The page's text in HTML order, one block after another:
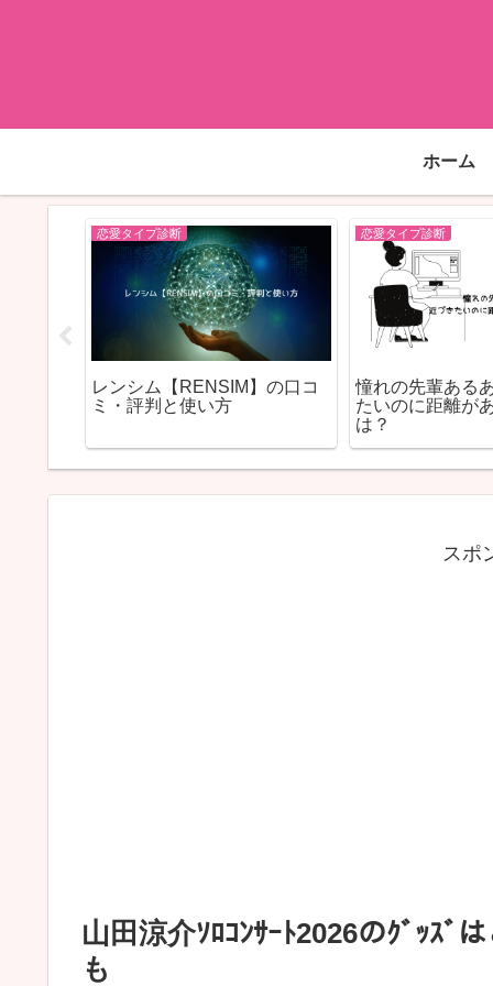
ホーム
恋愛タイプ診断
レンシム【RENSIM】の口コ
ミ・評判と使い方
恋愛タイプ診断
憧れの先輩ある
たいのに距離が
は？
スポ
山田涼介ｿﾛｺﾝｻｰﾄ2026のｸﾞｯｽﾞ
も